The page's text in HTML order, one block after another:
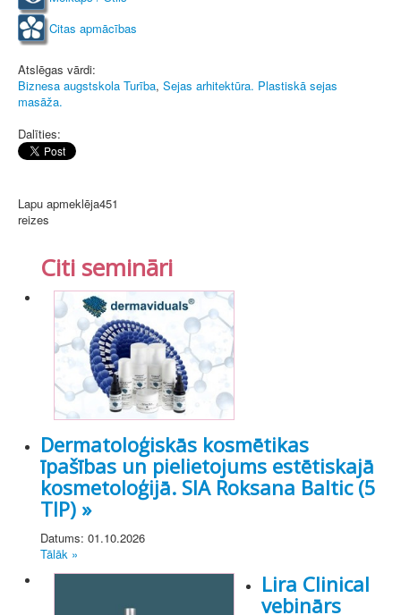
Citas apmācības
Atslēgas vārdi:
Biznesa augstskola Turība, Sejas arhitektūra. Plastiskā sejas
masāža.
Dalīties:
Lapu apmeklēja451
reizes
Citi semināri
Dermatoloģiskās kosmētikas
īpašības un pielietojums estētiskajā
kosmetoloģijā. SIA Roksana Baltic (5
TIP) »
Datums: 01.10.2026
Tālāk »
Lira Clinical
vebinārs